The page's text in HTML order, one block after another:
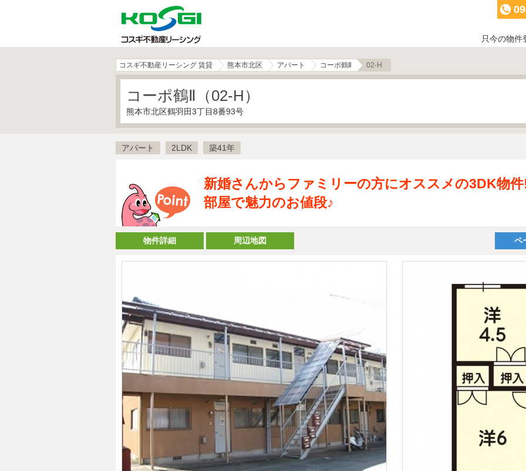
只今の物
コスギ不動産リーシング 賃貸 熊本市北区 アパート コーポ鶴Ⅱ 02-H
コーポ鶴Ⅱ（02-H）
熊本市北区鶴羽田3丁目8番93号
アパート 2LDK 築41年
新婚さんからファミリーの方にオススメの3DK物
部屋で魅力のお値段♪
物件詳細 周辺地図 ペ